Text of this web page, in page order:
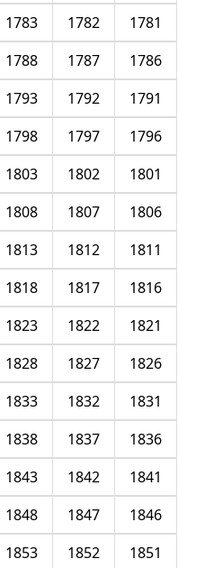
1781
1782
1783
1786
1787
1788
1791
1792
1793
1796
1797
1798
1801
1802
1803
1806
1807
1808
1811
1812
1813
1816
1817
1818
1821
1822
1823
1826
1827
1828
1831
1832
1833
1836
1837
1838
1841
1842
1843
1846
1847
1848
1851
1852
1853